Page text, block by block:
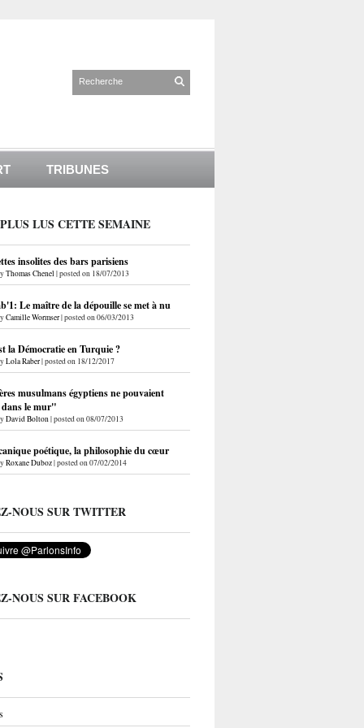
TRIBUNES
LUS CETTE SEMAINE
insolites des bars parisiens
Thomas Chenel |posted on 18/07/2013
Le maître de la dépouille se met à nu
Camille Wormser|posted on 06/03/2013
la Démocratie en Turquie ?
Lola Raber|posted on 18/12/2017
musulmans égyptiens ne pouvaient
dans le mur"
David Bolton|posted on 08/07/2013
poétique, la philosophie du cœur
Roxane Duboz|posted on 07/02/2014
NOUS SUR TWITTER
NOUS SUR FACEBOOK